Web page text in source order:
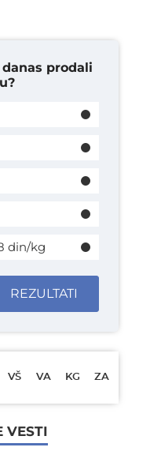
prodali
din/kg
REZULTATI
VŠ VA KG ZA
VESTI